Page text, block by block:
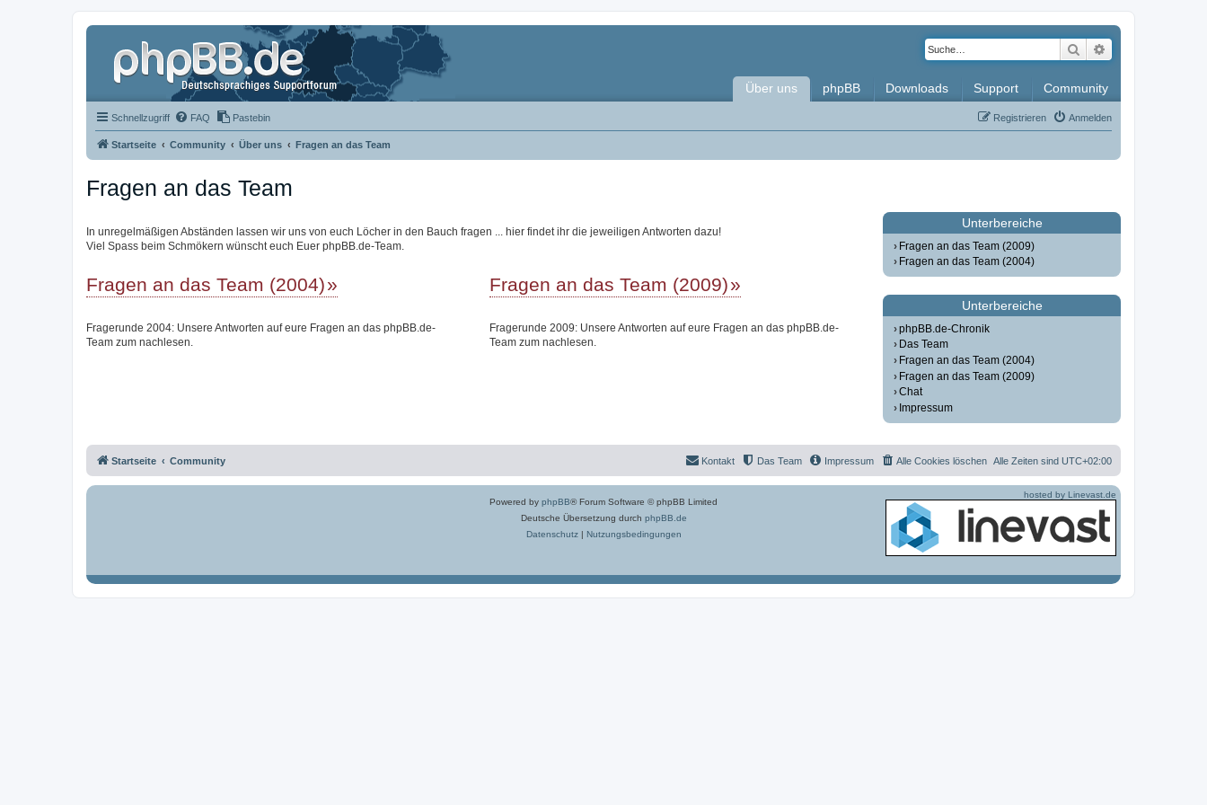
Suche
Über uns phpBB Downloads Support Community
Schnellzugriff FAQ Pastebin Anmelden
Registrieren
Startseite Community Über uns Fragen an das Team
Fragen an das Team
In unregelmäßigen Abständen lassen wir uns von euch Löcher in den Bauch fragen ... hier findet ihr die jeweiligen Antworten dazu!
Viel Spass beim Schmökern wünscht euch Euer phpBB.de-Team.
Fragen an das Team (2004)
Fragerunde 2004: Unsere Antworten auf eure Fragen an das phpBB.de-
Team zum nachlesen.
Fragen an das Team (2009)
Fragerunde 2009: Unsere Antworten auf eure Fragen an das phpBB.de-
Team zum nachlesen.
Unterbereiche
Fragen an das Team (2009)
Fragen an das Team (2004)
Unterbereiche
phpBB.de-Chronik
Das Team
Fragen an das Team (2004)
Fragen an das Team (2009)
Chat
Impressum
Startseite Community Alle Zeiten sind UTC+02:00
Alle Cookies löschen
Impressum
Das Team
Kontakt
Powered by phpBB® Forum Software © phpBB Limited
Deutsche Übersetzung durch phpBB.de
Datenschutz| Nutzungsbedingungen
hosted by Linevast.de